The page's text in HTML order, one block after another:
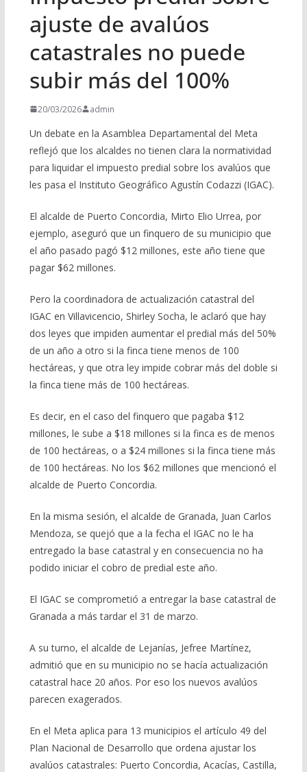
ajuste de avalúos
catastrales no puede
subir más del 100%
20/03/2026 admin
Un debate en la Asamblea Departamental del Meta
reflejó que los alcaldes no tienen clara la normatividad
para liquidar el impuesto predial sobre los avalúos que
les pasa el Instituto Geográfico Agustín Codazzi (IGAC).
El alcalde de Puerto Concordia, Mirto Elio Urrea, por
ejemplo, aseguró que un finquero de su municipio que
el año pasado pagó $12 millones, este año tiene que
pagar $62 millones.
Pero la coordinadora de actualización catastral del
IGAC en Villavicencio, Shirley Socha, le aclaró que hay
dos leyes que impiden aumentar el predial más del 50%
de un año a otro si la finca tiene menos de 100
hectáreas, y que otra ley impide cobrar más del doble si
la finca tiene más de 100 hectáreas.
Es decir, en el caso del finquero que pagaba $12
millones, le sube a $18 millones si la finca es de menos
de 100 hectáreas, o a $24 millones si la finca tiene más
de 100 hectáreas. No los $62 millones que mencionó el
alcalde de Puerto Concordia.
En la misma sesión, el alcalde de Granada, Juan Carlos
Mendoza, se quejó que a la fecha el IGAC no le ha
entregado la base catastral y en consecuencia no ha
podido iniciar el cobro de predial este año.
El IGAC se comprometió a entregar la base catastral de
Granada a más tardar el 31 de marzo.
A su turno, el alcalde de Lejanías, Jefree Martínez,
admitió que en su municipio no se hacía actualización
catastral hace 20 años. Por eso los nuevos avalúos
parecen exagerados.
En el Meta aplica para 13 municipios el artículo 49 del
Plan Nacional de Desarrollo que ordena ajustar los
avalúos catastrales: Puerto Concordia, Acacías, Castilla,